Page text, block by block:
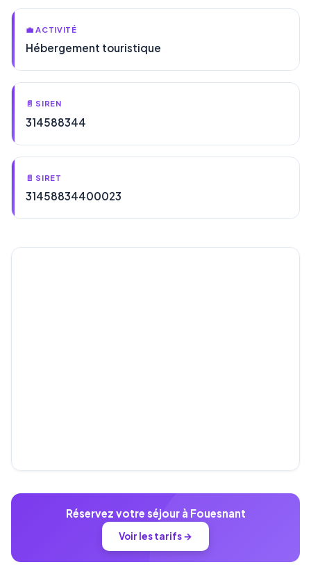
💼 ACTIVITÉ
Hébergement touristique
📄 SIREN
314588344
📄 SIRET
31458834400023
Réservez votre séjour à Fouesnant
Voir les tarifs →